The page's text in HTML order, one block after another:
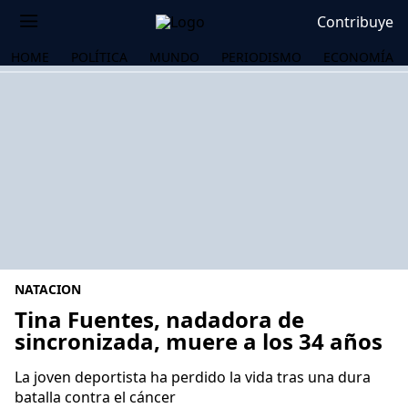
Contribuye
HOME POLÍTICA MUNDO PERIODISMO ECONOMÍA
NATACION
Tina Fuentes, nadadora de
sincronizada, muere a los 34 años
La joven deportista ha perdido la vida tras una dura
batalla contra el cáncer